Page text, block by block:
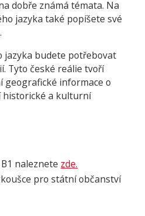
dobře známá témata. Na
jazyka také popíšete své
jazyka budete potřebovat
Tyto české reálie tvoří
geografické informace o
historické a kulturní
naleznete zde.
pro státní občanství